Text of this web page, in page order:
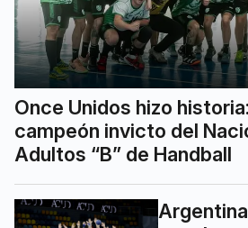
Once Unidos hizo
campeón invicto del
Adultos “B” de Handball